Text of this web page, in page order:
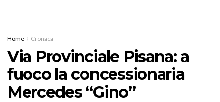
Home Cronaca
Via Provinciale Pisana: a
fuoco la concessionaria
Mercedes “Gino”